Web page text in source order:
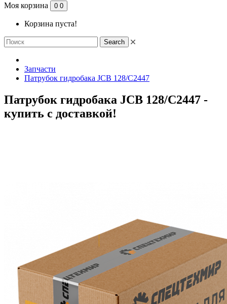
Моя корзина 0 0
Корзина пуста!
Search
Запчасти
Патрубок гидробака JCB 128/C2447
Патрубок гидробака JCB 128/C2447 -
купить с доставкой!